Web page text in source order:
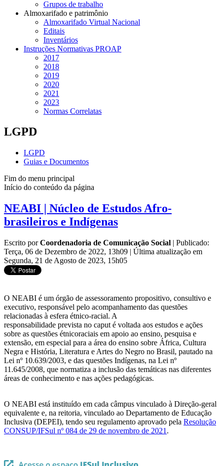
Grupos de trabalho
Almoxarifado e patrimônio
Almoxarifado Virtual Nacional
Editais
Inventários
Instruções Normativas PROAP
2017
2018
2019
2020
2021
2023
Normas Correlatas
LGPD
LGPD
Guias e Documentos
Fim do menu principal
Início do conteúdo da página
NEABI | Núcleo de Estudos Afro-
brasileiros e Indígenas
Escrito porCoordenadoria de Comunicação Social | Publicado:
Terça, 06 de Dezembro de 2022, 13h09 | Última atualização em
Segunda, 21 de Agosto de 2023, 15h05
O NEABI é um órgão de assessoramento propositivo, consultivo e
executivo, responsável pelo acompanhamento das questões
relacionadas à esfera étnico-racial. A
responsabilidade prevista no caput é voltada aos estudos e ações
sobre as questões étnicoraciais em apoio ao ensino, pesquisa e
extensão, em especial para a área do ensino sobre África, Cultura
Negra e História, Literatura e Artes do Negro no Brasil, pautado na
Lei nº 10.639/2003, e das questões Indígenas, na Lei nº
11.645/2008, que normatiza a inclusão das temáticas nas diferentes
áreas de conhecimento e nas ações pedagógicas.
O NEABI está instituído em cada câmpus vinculado à Direção-geral
equivalente e, na reitoria, vinculado ao Departamento de Educação
Inclusiva (DEPEI), tendo seu regulamento aprovado pela Resolução
CONSUP/IFSul nº 084 de 29 de novembro de 2021 .